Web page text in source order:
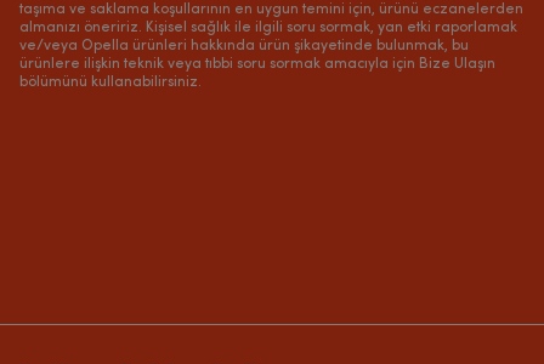
taşıma ve saklama koşullarının en uygun temini için, ürünü eczanelerden
almanızı öneririz. Kişisel sağlık ile ilgili soru sormak, yan etki raporlamak
ve/veya Opella ürünleri hakkında ürün şikayetinde bulunmak, bu
ürünlere ilişkin teknik veya tıbbi soru sormak amacıyla için Bize Ulaşın
bölümünü kullanabilirsiniz.